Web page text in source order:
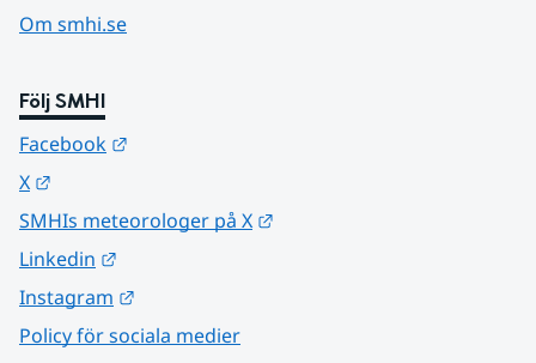
Om smhi.se
Följ SMHI
Facebook
X
SMHIs meteorologer på X
Linkedin
Instagram
Policy för sociala medier